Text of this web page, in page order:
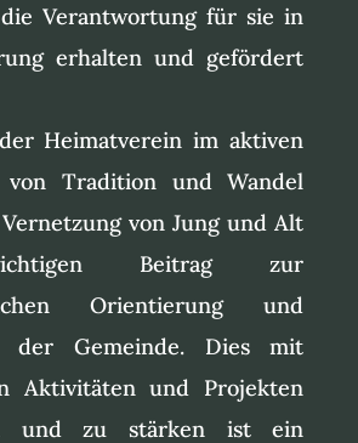
Verantwortung für sie in
erhalten und gefördert
Heimatverein im aktiven
von Tradition und Wandel
von Jung und Alt
Beitrag zur
Orientierung und
der Gemeinde. Dies mit
Aktivitäten und Projekten
und zu stärken ist ein